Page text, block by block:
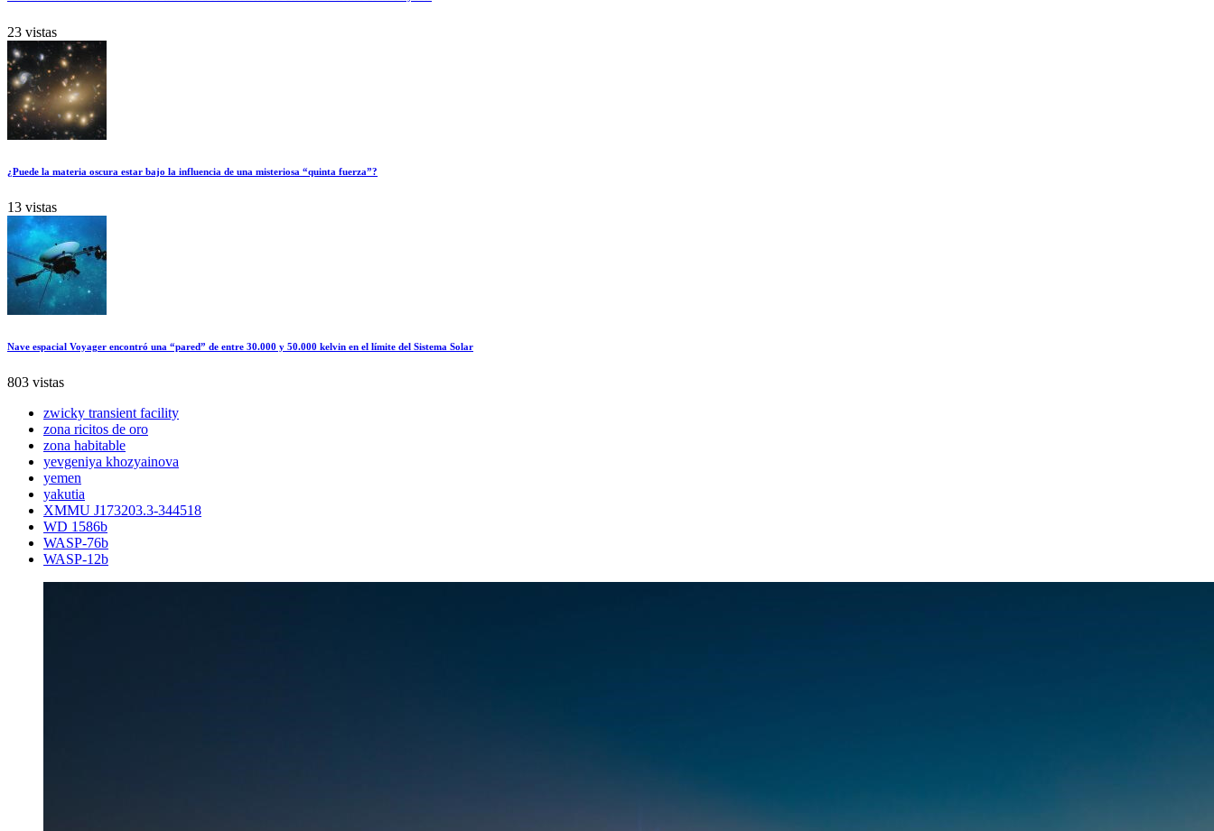
23 vistas
¿Puede la materia oscura estar bajo la influencia de una misteriosa “quinta fuerza”?
13 vistas
Nave espacial Voyager encontró una “pared” de entre 30.000 y 50.000 kelvin en el límite del Sistema Solar
803 vistas
zwicky transient facility
zona ricitos de oro
zona habitable
yevgeniya khozyainova
yemen
yakutia
XMMU J173203.3-344518
WD 1586b
WASP-76b
WASP-12b